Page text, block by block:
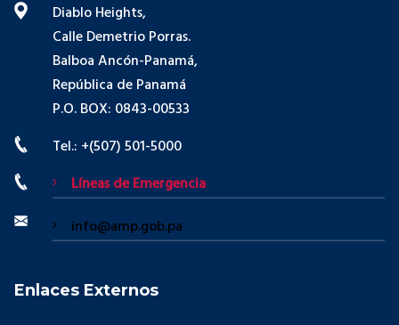
Diablo Heights,
Calle Demetrio Porras.
Balboa Ancón-Panamá,
República de Panamá
P.O. BOX: 0843-00533
Tel.: +(507) 501-5000
Líneas de Emergencia
info@amp.gob.pa
Enlaces Externos